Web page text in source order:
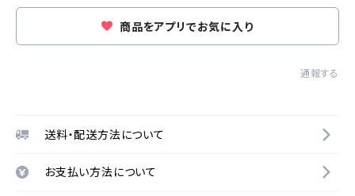
商品をアプリでお気に入り
通報する
送料・配送方法について
お支払い方法について